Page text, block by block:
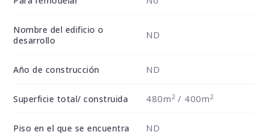
Nombre del edificio o
desarrollo
ND
Año de construcción ND
Superficie total/ construida 480m2/ 400m2
Piso en el que se encuentra ND